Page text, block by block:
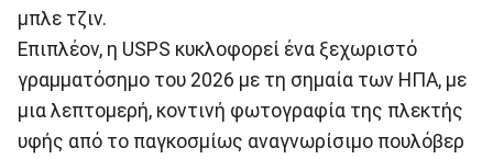
μπλε τζιν.
Επιπλέον, η USPS κυκλοφορεί ένα ξεχωριστό
γραμματόσημο του 2026 με τη σημαία των ΗΠΑ, με
μια λεπτομερή, κοντινή φωτογραφία της πλεκτής
υφής από το παγκοσμίως αναγνωρίσιμο πουλόβερ